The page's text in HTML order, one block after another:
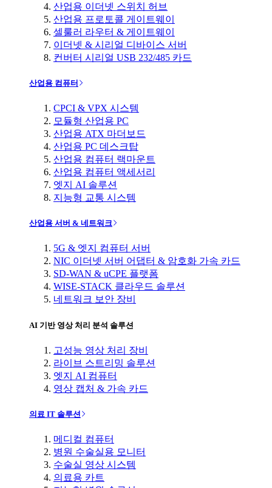
산업용 이더넷 스위치 허브
산업용 프로토콜 게이트웨이
셀룰러 라우터 & 게이트웨이
이더넷 & 시리얼 디바이스 서버
컨버터 시리얼 USB 232/485 카드
산업용 컴퓨터
CPCI & VPX 시스템
모듈형 산업용 PC
산업용 ATX 마더보드
산업용 PC 데스크탑
산업용 컴퓨터 랙마운트
산업용 컴퓨터 액세서리
엣지 AI 솔루션
지능형 교통 시스템
산업용 서버 & 네트워크
5G & 엣지 컴퓨터 서버
NIC 이더넷 서버 어댑터 & 암호화 가속 카드
SD-WAN & uCPE 플랫폼
WISE-STACK 클라우드 솔루션
네트워크 보안 장비
AI 기반 영상 처리 분석 솔루션
고성능 영상 처리 장비
라이브 스트리밍 솔루션
엣지 AI 컴퓨터
영상 캡처 & 가속 카드
의료 IT 솔루션
메디컬 컴퓨터
병원 수술실용 모니터
수술실 영상 시스템
의료용 카트